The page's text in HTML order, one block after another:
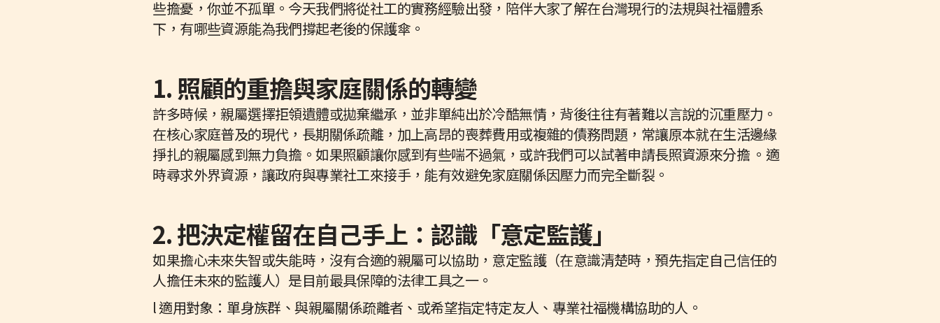
些擔憂，你並不孤單。今天我們將從社工的實務經驗出發，陪伴大家了解在台灣現行的法規與社福體系
下，有哪些資源能為我們撐起老後的保護傘。
1. 照顧的重擔與家庭關係的轉變
許多時候，親屬選擇拒領遺體或拋棄繼承，並非單純出於冷酷無情，背後往往有著難以言說的沉重壓力。
在核心家庭普及的現代，長期關係疏離，加上高昂的喪葬費用或複雜的債務問題，常讓原本就在生活邊緣
掙扎的親屬感到無力負擔。如果照顧讓你感到有些喘不過氣，或許我們可以試著申請長照資源來分擔 。適
時尋求外界資源，讓政府與專業社工來接手，能有效避免家庭關係因壓力而完全斷裂。
2. 把決定權留在自己手上：認識「意定監護」
如果擔心未來失智或失能時，沒有合適的親屬可以協助，意定監護（在意識清楚時，預先指定自己信任的
人擔任未來的監護人）是目前最具保障的法律工具之一。
l 適用對象：單身族群、與親屬關係疏離者、或希望指定特定友人、專業社福機構協助的人。